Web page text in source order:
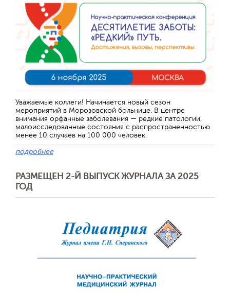
Уважаемые коллеги! Начинается новый сезон
мероприятий в Морозовской больнице. В центре
внимания орфанные заболевания — редкие патологии,
малоисследованные состояния с распространенностью
менее 10 случаев на 100 000 человек.
подробнее
РАЗМЕЩЕН 2-Й ВЫПУСК ЖУРНАЛА ЗА 2025
ГОД